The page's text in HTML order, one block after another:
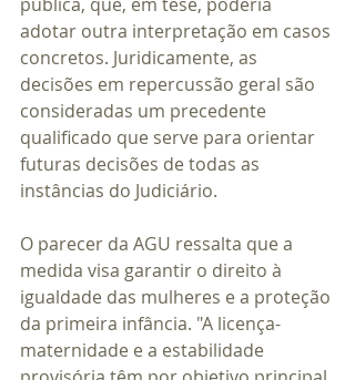
adotar outra interpretação em casos
concretos. Juridicamente, as
decisões em repercussão geral são
consideradas um precedente
qualificado que serve para orientar
futuras decisões de todas as
instâncias do Judiciário.
O parecer da AGU ressalta que a
medida visa garantir o direito à
igualdade das mulheres e a proteção
da primeira infância. "A licença-
maternidade e a estabilidade